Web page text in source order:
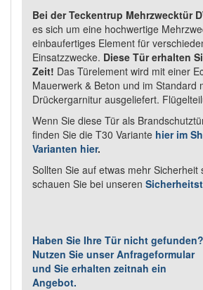
Bei der Teckentrup Mehrzwecktür
es sich um eine hochwertige
einbaufertiges Element für
Einsatzzwecke. Diese Tür erhalten
Zeit! Das Türelement wird mit einer
Mauerwerk & Beton und im Standard
Drückergarnitur ausgeliefert.
Wenn Sie diese Tür als
finden Sie die T30 Variante hier im
Varianten hier.
Sollten Sie auf etwas mehr Sicherheit
schauen Sie bei unseren
Haben Sie Ihre Tür nicht gefunden?
Nutzen Sie unser Anfrageformular
und Sie erhalten zeitnah ein
Angebot.